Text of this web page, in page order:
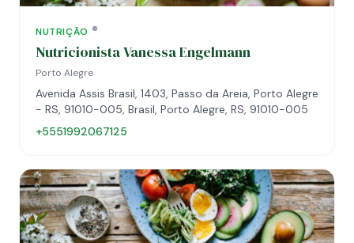
NUTRIÇÃO
Nutricionista Vanessa Engelmann
Porto Alegre
Avenida Assis Brasil, 1403, Passo da Areia, Porto Alegre
- RS, 91010-005, Brasil, Porto Alegre, RS, 91010-005
+5551992067125